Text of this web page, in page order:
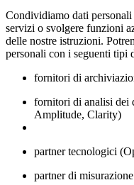
Condividiamo dati
servizi o svolgere funzioni
delle nostre istruzioni.
personali con i seguenti tipi
fornitori di
fornitori di analisi dei
Amplitude, Clarity)
partner tecnologici
partner di misurazione